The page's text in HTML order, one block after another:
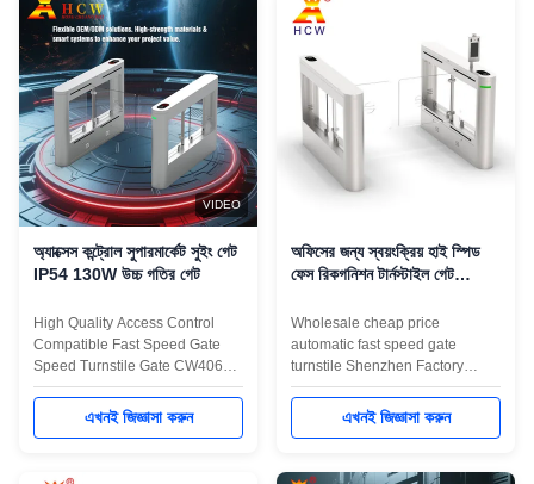
over 1,200 people, perfectly
suitable for ultra-peak
passenger flow scenarios such
as ...
over 1,200 people, perfectly
suitable for ultra-peak
passenger flow ...
VIDEO
অ্যাক্সেস কন্ট্রোল সুপারমার্কেট সুইং গেট
IP54 130W উচ্চ গতির গেট
High Quality Access Control
Compatible Fast Speed Gate
Speed Turnstile Gate CW406
high-end speed pass anti-
collision swing gate, equipped
with a brushless DC motor, 8
এখনই জিজ্ঞাসা করুন
অফিসের জন্য স্বয়ংক্রিয় হাই স্পিড
ফেস রিকগনিশন টার্নস্টাইল গেট
Wholesale cheap price
automatic fast speed gate
turnstile Shenzhen Factory
Product Application Speed
Turnstile ---can be compatible
with IC card, ID card, barcode
face recognition device used for
এখনই জিজ্ঞাসা করুন